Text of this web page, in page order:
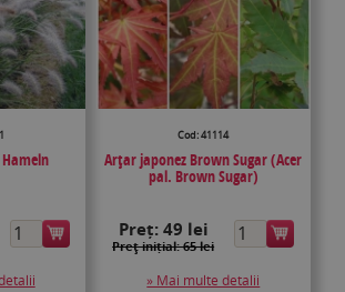
Cod: 41114
Arțar japonez Brown Sugar (Acer
pal. Brown Sugar)
Preț: 49 lei
Preţ inițial: 65 lei
» Mai multe detalii